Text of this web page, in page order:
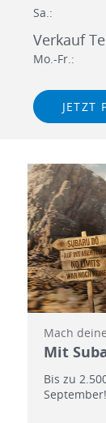
Sa.:
Verkauf
Mo.-Fr.:
JETZT
Mach
Mit
Bis zu
September!